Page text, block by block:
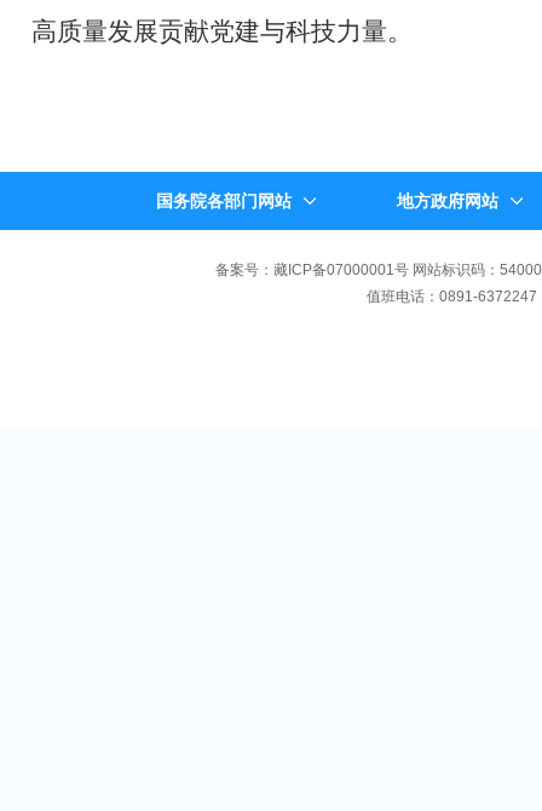
高质量发展贡献党建与科技力量。
国务院各部门网站 地方政府网站
备案号：藏ICP备07000001号 网站标识码：
值班电话：0891-6372247